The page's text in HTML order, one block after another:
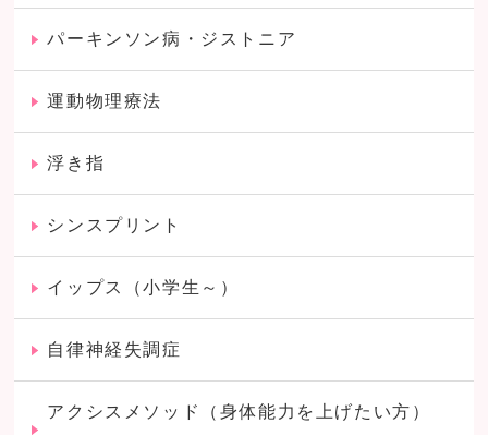
パーキンソン病・ジストニア
運動物理療法
浮き指
シンスプリント
イップス（小学生～）
自律神経失調症
アクシスメソッド（身体能力を上げたい方）